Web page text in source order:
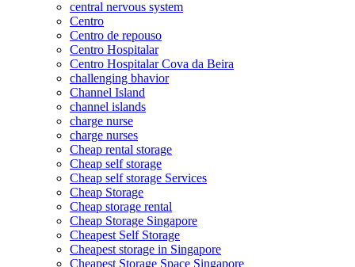
central nervous system
Centro
Centro de repouso
Centro Hospitalar
Centro Hospitalar Cova da Beira
challenging bhavior
Channel Island
channel islands
charge nurse
charge nurses
Cheap rental storage
Cheap self storage
Cheap self storage Services
Cheap Storage
Cheap storage rental
Cheap Storage Singapore
Cheapest Self Storage
Cheapest storage in Singapore
Cheapest Storage Space Singapore